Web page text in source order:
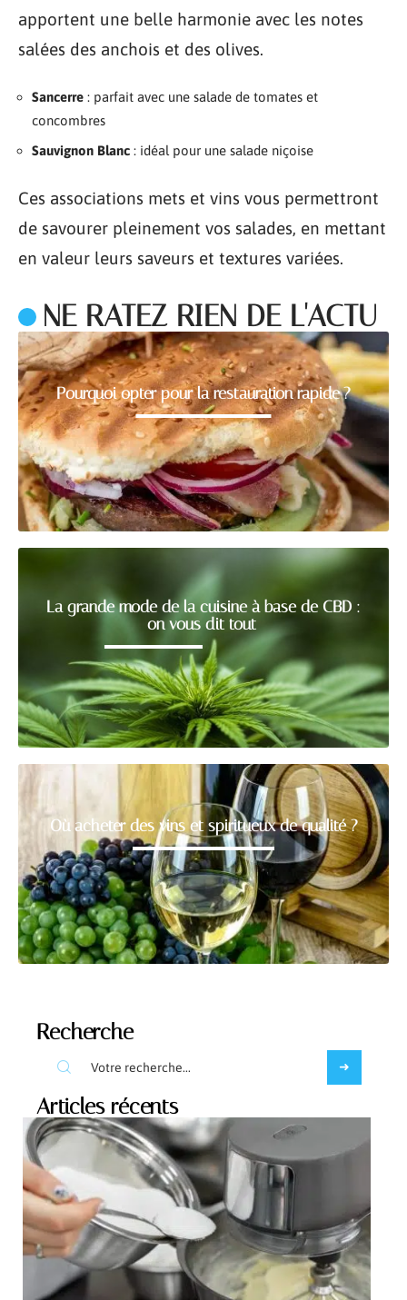
apportent une belle harmonie avec les notes
salées des anchois et des olives.
Sancerre : parfait avec une salade de tomates et
concombres
Sauvignon Blanc : idéal pour une salade niçoise
Ces associations mets et vins vous permettront
de savourer pleinement vos salades, en mettant
en valeur leurs saveurs et textures variées.
NE RATEZ RIEN DE L'ACTU
Pourquoi opter pour la restauration rapide ?
La grande mode de la cuisine à base de CBD :
on vous dit tout
Où acheter des vins et spiritueux de qualité ?
Recherche
Articles récents